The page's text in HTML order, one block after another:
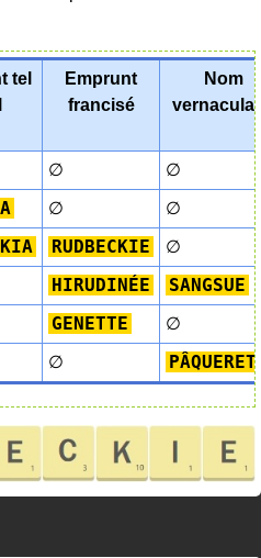
tel
Emprunt
francisé
Nom
∅ ∅
∅ ∅
RUDBECKIE ∅
HIRUDINÉE SANGSUE
GENETTE ∅
∅